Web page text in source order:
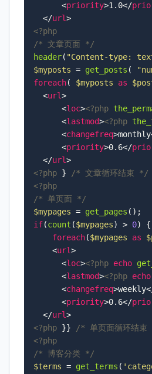
<priority>1.0</
</url>
<?php
/* 文章页面 */
header( "Content-type:
$myposts = get_posts (
foreach( $myposts as
<url>
<loc><?php
<lastmod><?php
<changefreq>monthly
<priority>0.6</
</url>
<?php } /* 文章循环结束 */
<?php
/* 单页面 */
$mypages = get_pages
if(count ($mypages) > 0) {
foreach($mypages as
<url>
<loc><?php echo
<lastmod><?php echo
<changefreq>weekly
<priority>0.6</
</url>
<?php }} /* 单页面循环结
<?php
/* 博客分类 */
$terms = get_terms (